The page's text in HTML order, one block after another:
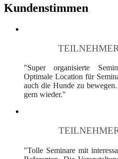
Kundenstimmen
"Super organisierte
Optimale Location für
auch die Hunde zu
gern wieder."
"Tolle Seminare mit